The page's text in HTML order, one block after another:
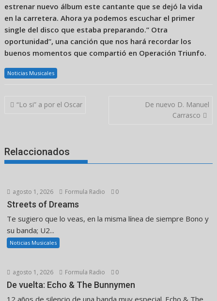
estrenar nuevo álbum este cantante que se dejó la vida
en la carretera. Ahora ya podemos escuchar el primer
single del disco que estaba preparando.” Otra
oportunidad”, una canción que nos hará recordar los
buenos momentos que compartió en Operación Triunfo.
Noticias Musicales
Navegación
“Lo si” a por el Oscar
De nuevo D. Manuel
Carrasco
Relaccionados
agosto 1, 2026 Formula Radio 0
Streets of Dreams
Te sugiero que lo veas, en la misma línea de siempre Bono y
su banda; U2...
Noticias Musicales
agosto 1, 2026 Formula Radio 0
De vuelta: Echo & The Bunnymen
12 años de silencio de una banda muy especial. Echo & The